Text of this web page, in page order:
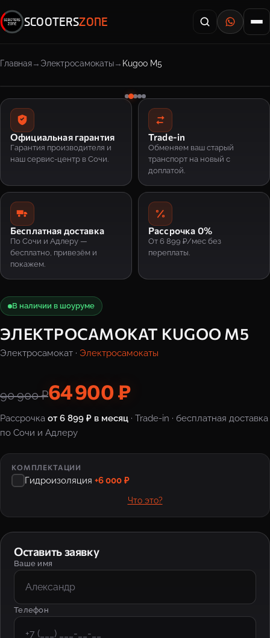
SCOOTERSZONE
Главная Электросамокаты Kugoo M5
Официальная гарантия
Гарантия производителя и
наш сервис-центр в Сочи.
Trade-in
Обменяем ваш старый
транспорт на новый с
доплатой.
Бесплатная доставка
По Сочи и Адлеру —
бесплатно, привезём и
покажем.
Рассрочка 0%
От 6 899 ₽/мес без
переплаты.
В наличии в шоуруме
ЭЛЕКТРОСАМОКАТ KUGOO M5
Электросамокат · Электросамокаты
90 900 ₽64 900 ₽
Рассрочка от 6 899 ₽ в месяц · Trade-in · бесплатная доставка
по Сочи и Адлеру
КОМПЛЕКТАЦИИ
Гидроизоляция +6 000 ₽
Что это?
Оставить заявку
Ваше имя
Телефон